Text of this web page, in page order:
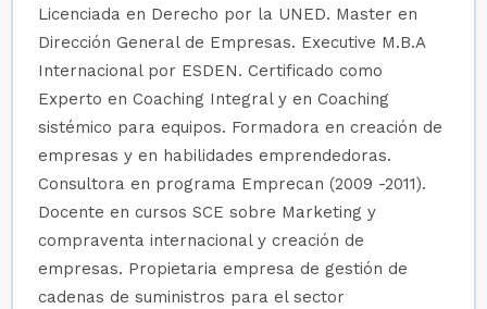
Licenciada en Derecho por la UNED. Master en
Dirección General de Empresas. Executive M.B.A
Internacional por ESDEN. Certificado como
Experto en Coaching Integral y en Coaching
sistémico para equipos. Formadora en creación de
empresas y en habilidades emprendedoras.
Consultora en programa Emprecan (2009 -2011).
Docente en cursos SCE sobre Marketing y
compraventa internacional y creación de
empresas. Propietaria empresa de gestión de
cadenas de suministros para el sector